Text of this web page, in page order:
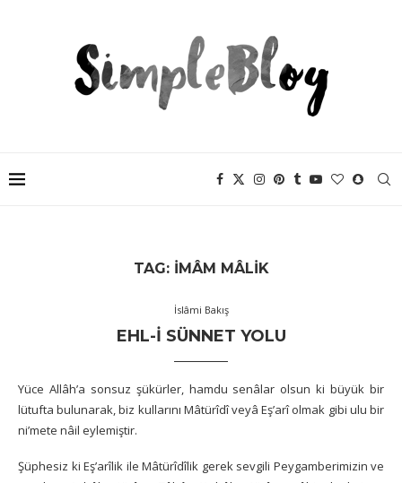
TAG: İMÂM MÂLIK
İslâmi Bakış
EHL-I SÜNNET YOLU
Yüce Allâh’a sonsuz şükürler, hamdu senâlar olsun ki büyük bir
lütufta bulunarak, biz kullarını Mâtürîdî veyâ Eş’arî olmak gibi ulu bir
ni’mete nâil eylemiştir.
Şüphesiz ki Eş’arîlik ile Mâtürîdîlik gerek sevgili Peygamberimizin ve